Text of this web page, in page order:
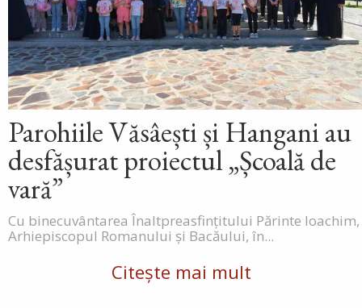
Parohiile Văsâești și Hangani au
desfășurat proiectul „Școală de
vară”
Cu binecuvântarea Înaltpreasfințitului Părinte Ioachim,
Arhiepiscopul Romanului și Bacăului, în...
Citește mai mult